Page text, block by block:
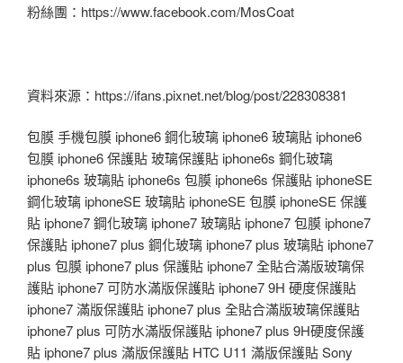
粉絲團：https://www.facebook.com/MosCoat
資料來源：https://ifans.pixnet.net/blog/post/228308381
包膜 手機包膜 iphone6 鋼化玻璃 iphone6 玻璃貼 iphone6
包膜 iphone6 保護貼 玻璃保護貼 iphone6s 鋼化玻璃
iphone6s 玻璃貼 iphone6s 包膜 iphone6s 保護貼 iphoneSE
鋼化玻璃 iphoneSE 玻璃貼 iphoneSE 包膜 iphoneSE 保護
貼 iphone7 鋼化玻璃 iphone7 玻璃貼 iphone7 包膜 iphone7
保護貼 iphone7 plus 鋼化玻璃 iphone7 plus 玻璃貼 iphone7
plus 包膜 iphone7 plus 保護貼 iphone7 全貼合滿版玻璃保
護貼 iphone7 可防水滿版保護貼 iphone7 9H 硬度保護貼
iphone7 滿版保護貼 iphone7 plus 全貼合滿版玻璃保護貼
iphone7 plus 可防水滿版保護貼 iphone7 plus 9H硬度保護
貼 iphone7 plus 滿版保護貼 HTC U11 滿版保護貼 Sony